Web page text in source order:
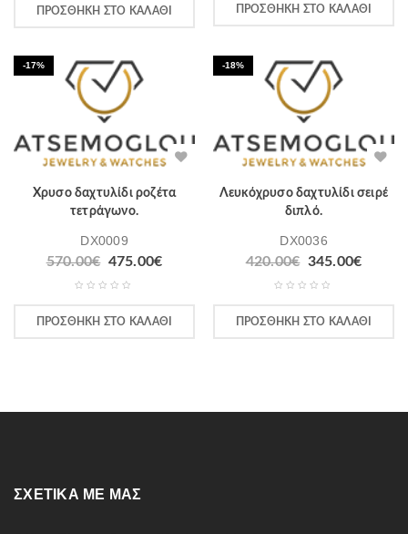
ΠΡΟΣΘΉΚΗ ΣΤΟ ΚΑΛΆΘΙ ΠΡΟΣΘΉΚΗ ΣΤΟ ΚΑΛΆΘΙ
-17%
Χρυσο δαχτυλίδι ροζέτα
τετράγωνο.
DX0009
570.00€ 475.00€
ΠΡΟΣΘΉΚΗ ΣΤΟ ΚΑΛΆΘΙ
-18%
Λευκόχρυσο δαχτυλίδι σειρέ
διπλό.
DX0036
420.00€ 345.00€
ΠΡΟΣΘΉΚΗ ΣΤΟ ΚΑΛΆΘΙ
ΣΧΕΤΙΚΆ ΜΕ ΜΑΣ